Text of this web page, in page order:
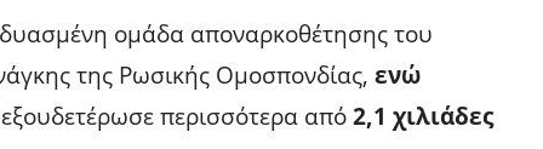
ομάδα αποναρκοθέτησης του
της Ρωσικής Ομοσπονδίας, ενώ
εξουδετέρωσε περισσότερα από2,1 χιλιάδες